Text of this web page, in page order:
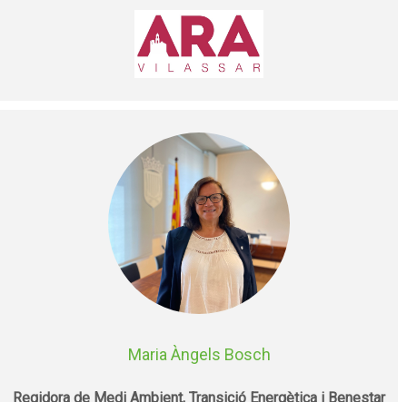
Maria Àngels Bosch
Regidora de Medi Ambient, Transició Energètica i Benestar